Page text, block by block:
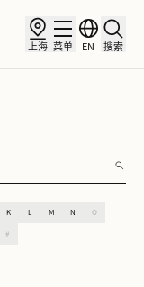
上海 菜单 EN 搜索
K M N O
#